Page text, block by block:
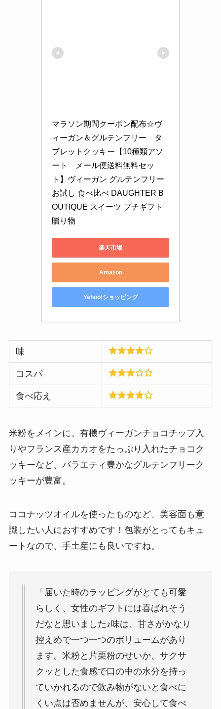
マラソン期間クーポン配布☆ヴ
ィーガン＆グルテンフリー　タ
ブレットクッキー【10種類アソ
ート　メール便送料無料セッ
ト】ヴィーガン グルテンフリー
お試し 食べ比べ DAUGHTER B
OUTIQUE スイーツ プチギフト
贈り物
楽天市場
Amazon
Yahoo!ショッピング
味
コスパ
食べ応え
米粉をメインに、有機ヴィーガンチョコチップ入
りやフランス産カカオをたっぷり入れたチョコク
ッキーなど、バラエティ豊かなグルテンフリーク
ッキーが豊富。
ココナッツオイルを使ったものなど、美容面も意
識したい人におすすめです！包装がとってもキュ
ートなので、手土産にも良いですね。
「届いた時のラッピングがとても可愛
らしく、女性のギフトには喜ばれそう
だなと思いました♪味は、甘さがかなり
控えめで一つ一つのボリュームがあり
ます。米粉と片栗粉のせいか、サクサ
クッとした食感で口の中の水分を持っ
ていかれるので飲み物がないと食べに
くい点は否めませんが、安心して食べ